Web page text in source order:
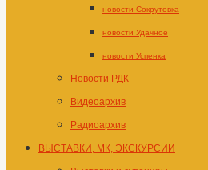
новости Сокрутовка
новости Удачное
новости Успенка
Новости РДК
Видеоархив
Радиоархив
ВЫСТАВКИ, МК, ЭКСКУРСИИ